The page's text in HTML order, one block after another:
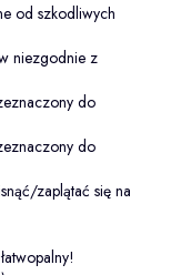
od szkodliwych
niezgodnie z
do
do
zaplątać się na